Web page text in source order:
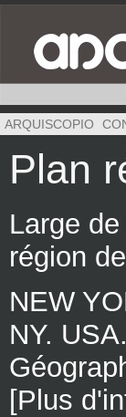
ARQUISCOPIO
Plan
Large
région
NEW
NY.
[Plus